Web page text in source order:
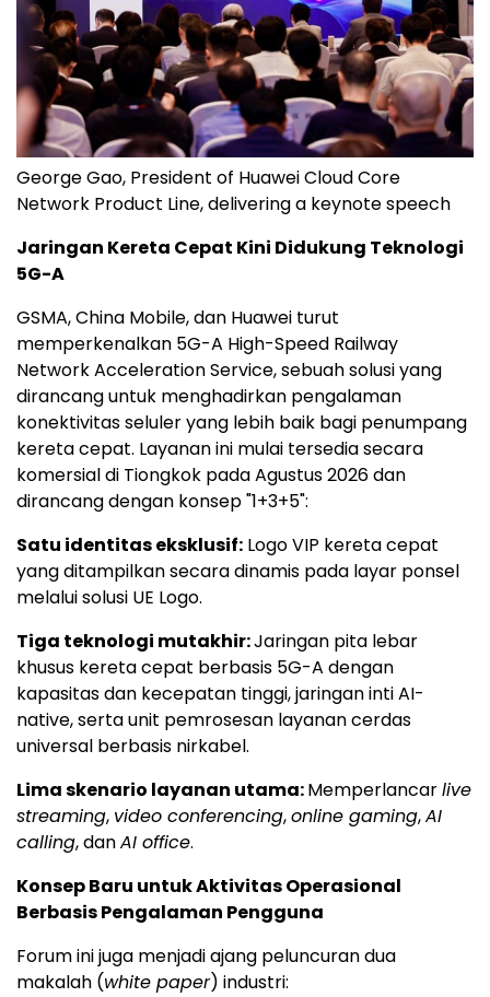
George Gao, President of Huawei Cloud Core
Network Product Line, delivering a keynote speech
Jaringan Kereta Cepat Kini Didukung Teknologi
5G-A
GSMA, China Mobile, dan Huawei turut
memperkenalkan 5G-A High-Speed Railway
Network Acceleration Service, sebuah solusi yang
dirancang untuk menghadirkan pengalaman
konektivitas seluler yang lebih baik bagi penumpang
kereta cepat. Layanan ini mulai tersedia secara
komersial di Tiongkok pada Agustus 2026 dan
dirancang dengan konsep "1+3+5":
Satu identitas eksklusif: Logo VIP kereta cepat
yang ditampilkan secara dinamis pada layar ponsel
melalui solusi UE Logo.
Tiga teknologi mutakhir:Jaringan pita lebar
khusus kereta cepat berbasis 5G-A dengan
kapasitas dan kecepatan tinggi, jaringan inti AI-
native, serta unit pemrosesan layanan cerdas
universal berbasis nirkabel.
Lima skenario layanan utama:Memperlancarlive
streaming, video conferencing,online gaming,AI
calling, danAI office.
Konsep Baru untuk Aktivitas Operasional
Berbasis Pengalaman Pengguna
Forum ini juga menjadi ajang peluncuran dua
makalah (white paper) industri: